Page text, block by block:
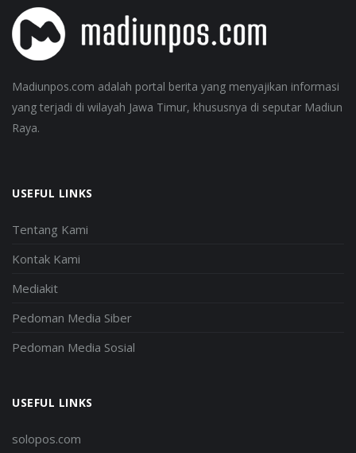
Madiunpos.com adalah portal berita yang menyajikan informasi
yang terjadi di wilayah Jawa Timur, khususnya di seputar Madiun
Raya.
USEFUL LINKS
Tentang Kami
Kontak Kami
Mediakit
Pedoman Media Siber
Pedoman Media Sosial
USEFUL LINKS
solopos.com